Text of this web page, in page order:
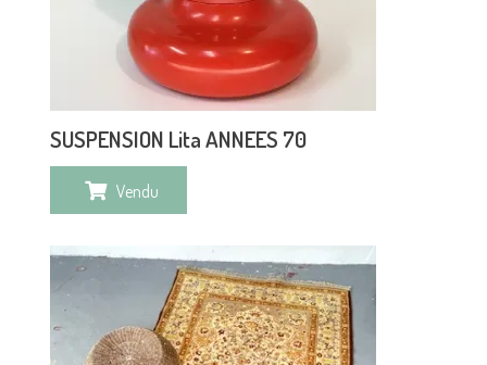
SUSPENSION Lita ANNEES 70
Vendu